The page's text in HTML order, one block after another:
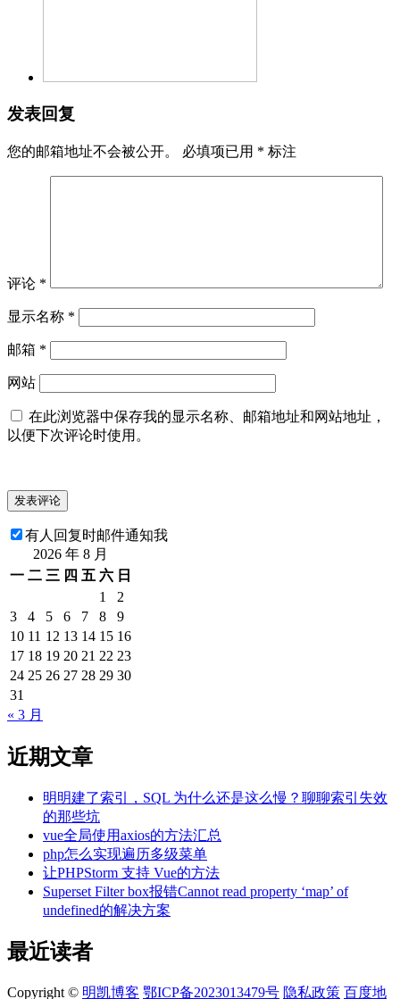
发表回复
您的邮箱地址不会被公开。 必填项已用 * 标注
评论 *
显示名称 *
邮箱 *
网站
在此浏览器中保存我的显示名称、邮箱地址和网站地址，
以便下次评论时使用。
有人回复时邮件通知我
2026 年 8 月
一 二 三 四 五 六 日
1
2
3
4 5 6 7 8
9
10 11 12 13 14 15 16
17 18 19 20 21 22 23
24 25 26 27 28 29 30
31
« 3 月
近期文章
明明建了索引，SQL 为什么还是这么慢？聊聊索引失效
的那些坑
vue全局使用axios的方法汇总
php怎么实现遍历多级菜单
让PHPStorm 支持 Vue的方法
Superset Filter box报错Cannot read property ‘map’ of
undefined的解决方案
最近读者
Copyright © 明凯博客 鄂ICP备2023013479号 隐私政策 百度地